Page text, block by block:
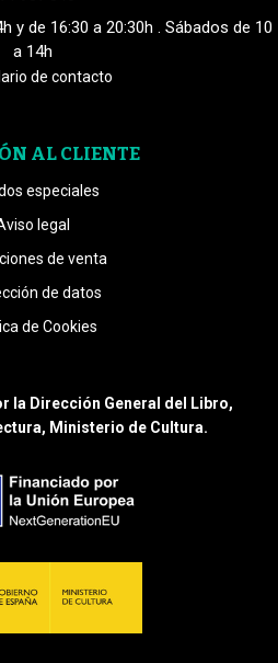
y de 16:30 a 20:30h . Sábados de 10
a 14h
de contacto
AL CLIENTE
especiales
legal
de venta
de datos
de Cookies
la Dirección General del Libro,
Ministerio de Cultura.